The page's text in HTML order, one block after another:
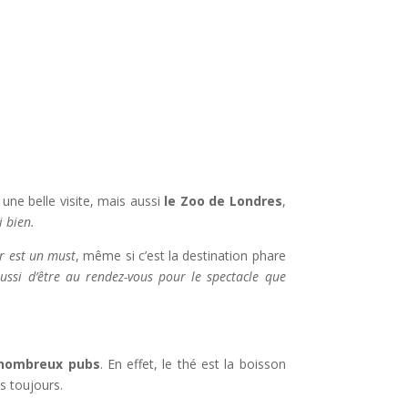
belle visite, mais aussi le Zoo de Londres,
bien.
est un must, même si c’est la destination phare
d’être au rendez-vous pour le spectacle que
pubs. En effet, le thé est la boisson
toujours.